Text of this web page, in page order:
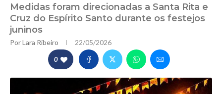
Medidas foram direcionadas a Santa Rita e
Cruz do Espírito Santo durante os festejos
juninos
PorLara Ribeiro 22/05/2026
0